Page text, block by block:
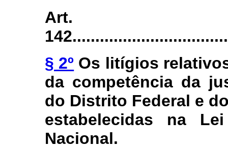
Art.
§ 2º Os litígios
da competência da
do Distrito Federal e
estabelecidas na
Nacional.